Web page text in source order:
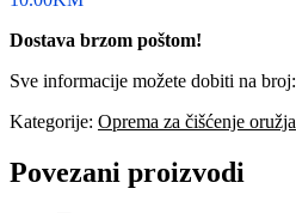
Dostava brzom poštom!
Sve informacije možete dobiti na broj:
Kategorije: Oprema za čišćenje oružja
Povezani proizvodi